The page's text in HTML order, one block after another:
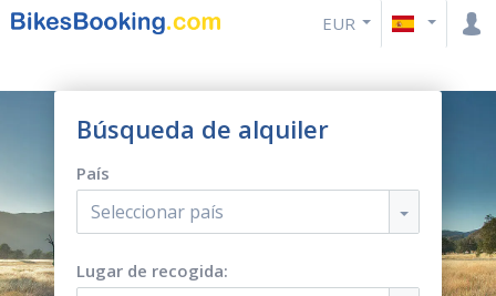
EUR
Búsqueda de alquiler
País
Seleccionar país
Lugar de recogida: